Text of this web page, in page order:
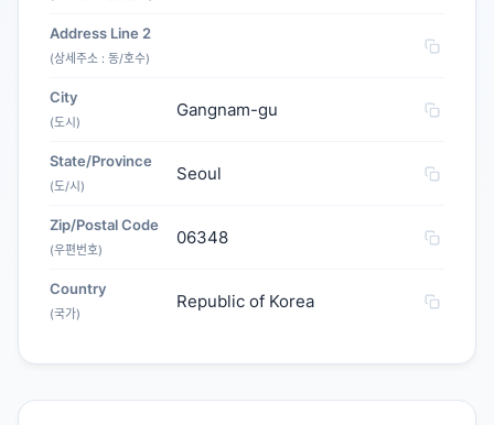
Address Line 2
(상세주소 : 동/호수)
City
(도시)
Gangnam-gu
State/Province
(도/시)
Seoul
Zip/Postal Code
(우편번호)
06348
Country
(국가)
Republic of Korea